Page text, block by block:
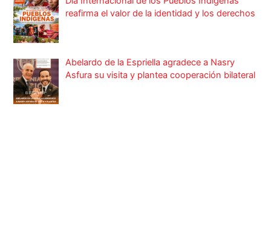
reafirma el valor de la identidad y los derechos
Abelardo de la Espriella agradece a Nasry
Asfura su visita y plantea cooperación bilateral